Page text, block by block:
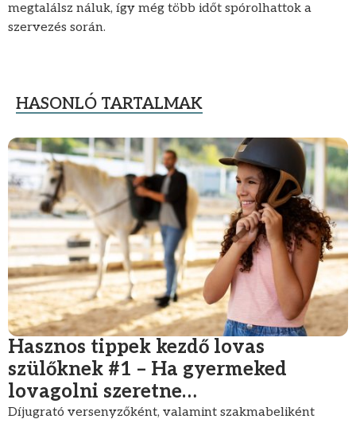
megtalálsz náluk, így még több időt spórolhattok a
szervezés során.
HASONLÓ TARTALMAK
Hasznos tippek kezdő lovas
szülőknek #1 – Ha gyermeked
lovagolni szeretne…
Díjugrató versenyzőként, valamint szakmabeliként